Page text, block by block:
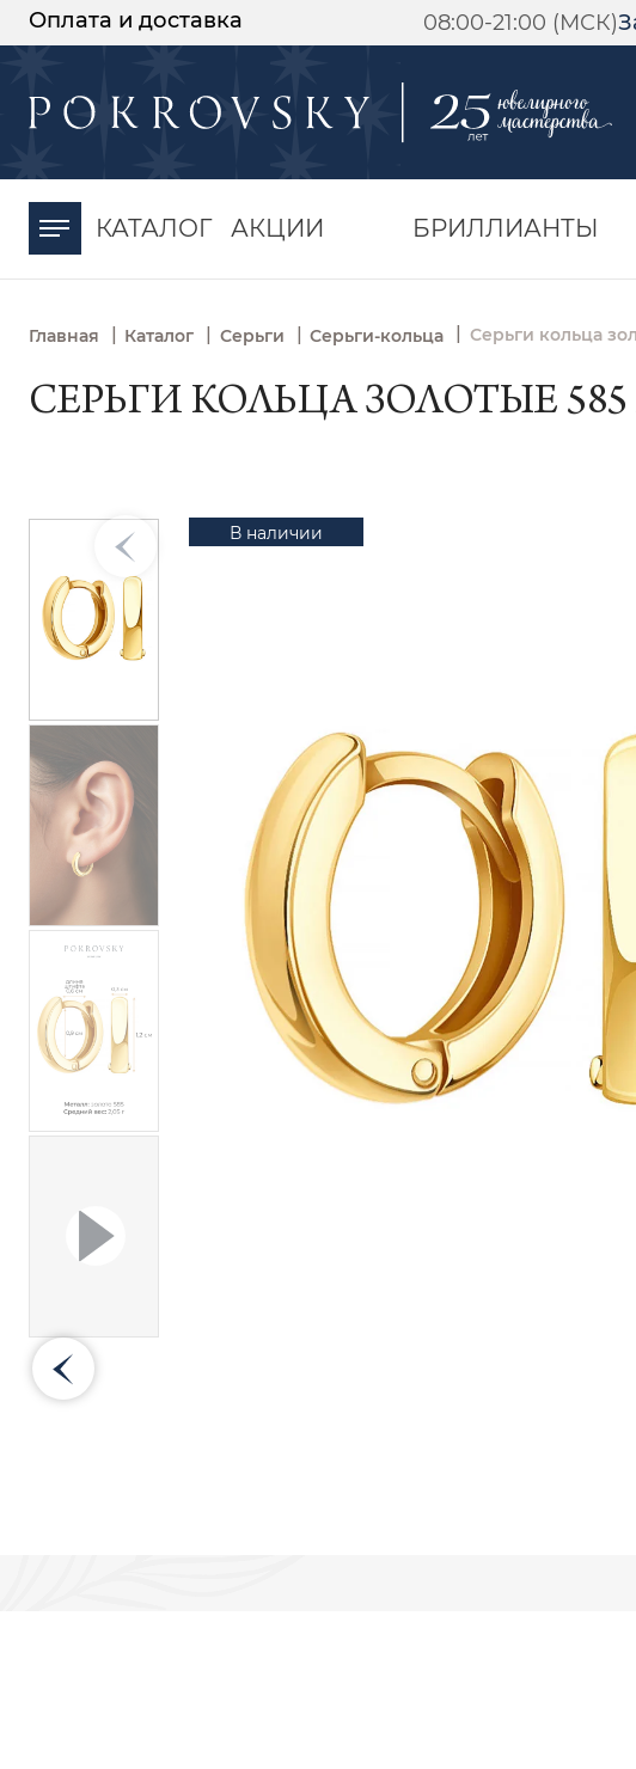
Оплата и доставка 08:00-21:00 (МСК)
КАТАЛОГ АКЦИИ БРИЛЛИАНТЫ
Главная | Каталог | Серьги | Серьги-кольца Серьги кольца
СЕРЬГИ КОЛЬЦА ЗОЛОТЫЕ 585
В наличии
-30%
момента оплаты